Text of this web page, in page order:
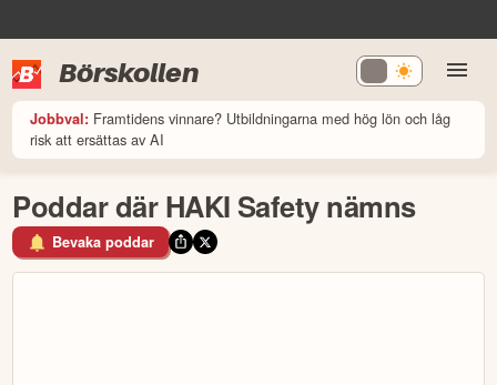
Börskollen
Jobbval: Framtidens vinnare? Utbildningarna med hög lön och låg
risk att ersättas av AI
Poddar där HAKI Safety nämns
Bevaka poddar